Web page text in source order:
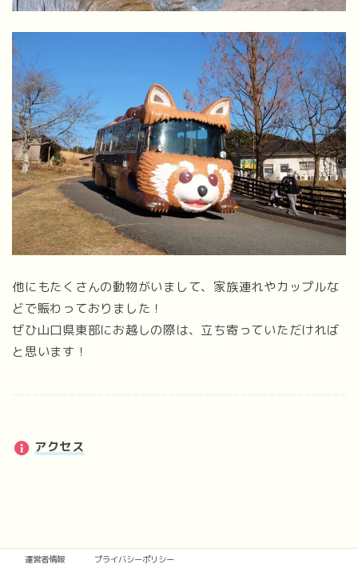
他にもたくさんの動物がいまして、家族連れやカップルな
どで賑わっておりました！
ぜひ山口県東部にお越しの際は、立ち寄っていただければ
と思います！
アクセス
運営者情報 プライバシーポリシー